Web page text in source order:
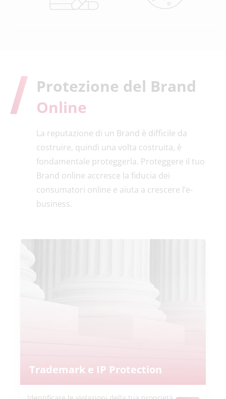
Protezione del Brand
Online
La reputazione di un Brand è difficile da
costruire, quindi una volta costruita, è
fondamentale proteggerla. Proteggere il tuo
Brand online accresce la fiducia dei
consumatori online e aiuta a crescere l’e-
business.
Trademark e IP Protection